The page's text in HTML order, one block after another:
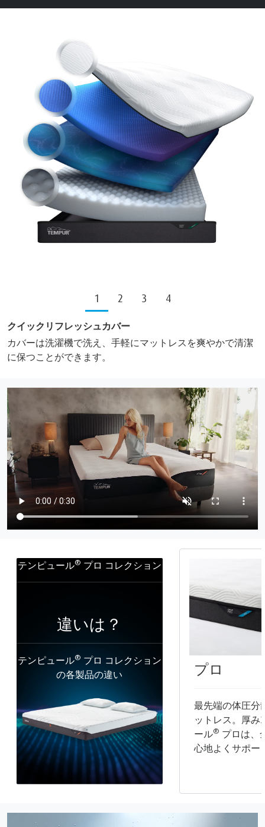
1 2 3 4
クイックリフレッシュカバー
カバーは洗濯機で洗え、手軽にマットレスを爽やかで清潔
に保つことができます。
テンピュール® プロ コレクション
違いは？
テンピュール® プロ コレクション
の各製品の違い
プロ
最先端の体圧分
ットレス。厚み
ール® プロは、
心地よくサポー